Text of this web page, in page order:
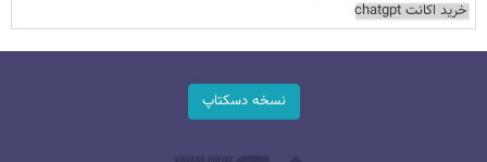
خرید اکانت chatgpt
نسخه دسکتاپ